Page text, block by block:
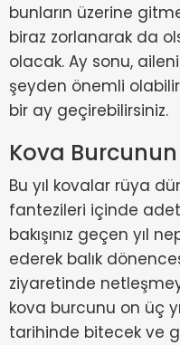
bunların üzerine
biraz zorlanarak da
olacak. Ay sonu,
şeyden önemli olabilir.
bir ay geçirebilirsiniz.
Kova Burcunun
Bu yıl kovalar rüya
fantezileri içinde
bakışınız geçen yıl
ederek balık
ziyaretinde
kova burcunu on üç
tarihinde bitecek ve